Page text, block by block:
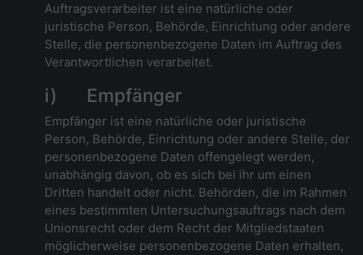
Auftragsverarbeiter ist eine natürliche oder
juristische Person, Behörde, Einrichtung oder andere
Stelle, die personenbezogene Daten im Auftrag des
Verantwortlichen verarbeitet.
i) Empfänger
Empfänger ist eine natürliche oder juristische
Person, Behörde, Einrichtung oder andere Stelle, der
personenbezogene Daten offengelegt werden,
unabhängig davon, ob es sich bei ihr um einen
Dritten handelt oder nicht. Behörden, die im Rahmen
eines bestimmten Untersuchungsauftrags nach dem
Unionsrecht oder dem Recht der Mitgliedstaaten
möglicherweise personenbezogene Daten erhalten,